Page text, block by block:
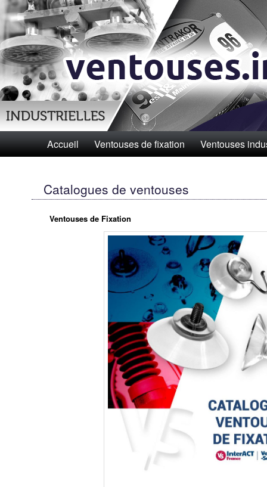
Aller au contenu principal
Aller au contenu secondaire
Accueil Ventouses de fixation Ventouses
Catalogues de ventouses
Ventouses de Fixation